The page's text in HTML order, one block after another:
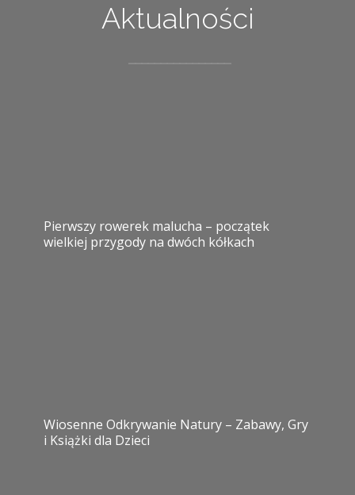
Aktualności
Pierwszy rowerek malucha – początek
wielkiej przygody na dwóch kółkach
Wiosenne Odkrywanie Natury – Zabawy, Gry
i Książki dla Dzieci